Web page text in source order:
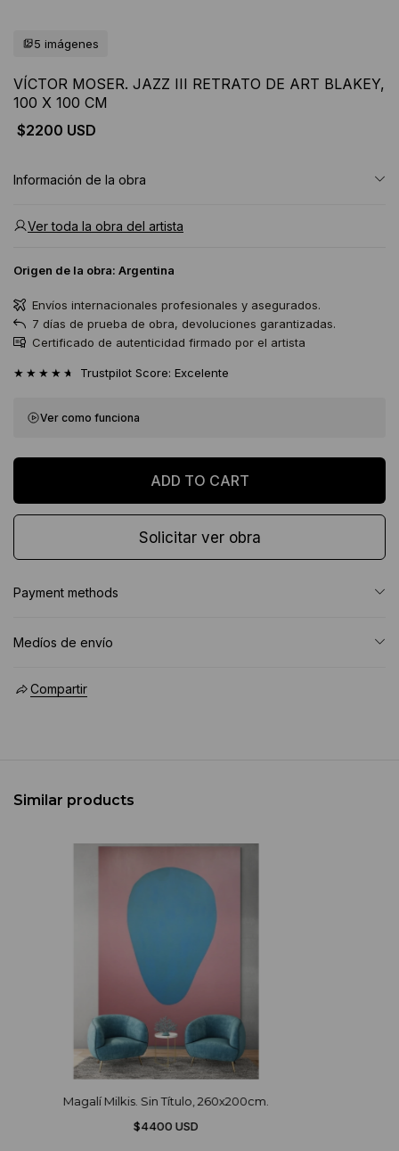
5 imágenes
VÍCTOR MOSER. JAZZ III RETRATO DE ART BLAKEY,
100 X 100 CM
$2200 USD
Información de la obra
Ver toda la obra del artista
Origen de la obra: Argentina
Envíos internacionales profesionales y asegurados.
7 días de prueba de obra, devoluciones garantizadas.
Certificado de autenticidad firmado por el artista
★★★★★ Trustpilot Score: Excelente
Ver como funciona
Solicitar ver obra
Payment methods
Medíos de envío
Compartir
Similar products
Magalí Milkis. Sin Título, 260x200cm.
$4400 USD